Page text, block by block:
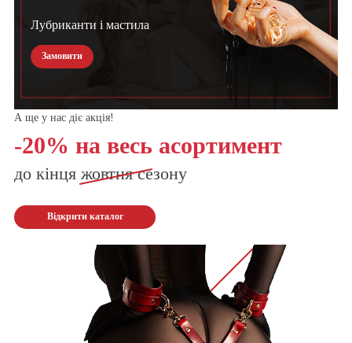
Лубриканти і мастила
Замовити
А ще у нас діє акція!
-20% на весь асортимент
до кінця жовтнясезону
Відкрити каталог